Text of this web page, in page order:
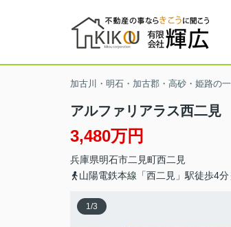
加古川・明石・加古郡・高砂・姫路の
アルファリアラス西二
3,480万円
兵庫県明石市二見町西二見
山陽電鉄本線「西二見」駅徒歩4分
1/3